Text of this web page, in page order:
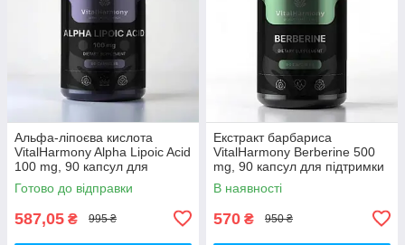
Альфа-ліпоєва кислота
VitalHarmony Alpha Lipoic Acid
100 mg, 90 капсул для
антиоксидантного захисту
Готово до відправки
587,05 ₴ 995 ₴
Екстракт барбариса
VitalHarmony Berberine 500
mg, 90 капсул для підтримки
рівня цукру в крові
В наявності
570 ₴ 950 ₴